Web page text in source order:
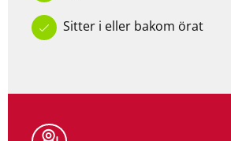
Sitter i eller bakom örat